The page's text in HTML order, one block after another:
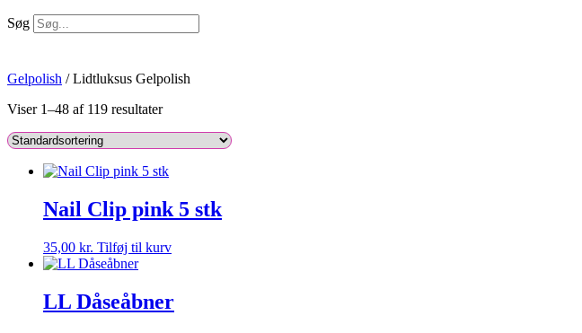
Søg
Gelpolish / Lidtluksus Gelpolish
Viser 1–48 af 119 resultater
Nail Clip pink 5 stk
35,00 kr. Tilføj til kurv
LL Dåseåbner